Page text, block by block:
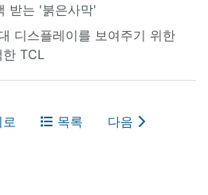
받는 '붉은사막'
디스플레이를 보여주기 위한
한 TCL
목록 다음